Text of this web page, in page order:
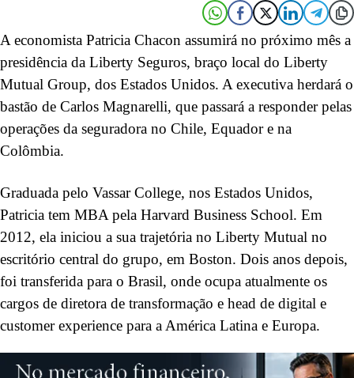
A economista Patricia Chacon assumirá no próximo mês a
presidência da Liberty Seguros, braço local do Liberty
Mutual Group, dos Estados Unidos. A executiva herdará o
bastão de Carlos Magnarelli, que passará a responder pelas
operações da seguradora no Chile, Equador e na
Colômbia.
Graduada pelo Vassar College, nos Estados Unidos,
Patricia tem MBA pela Harvard Business School. Em
2012, ela iniciou a sua trajetória no Liberty Mutual no
escritório central do grupo, em Boston. Dois anos depois,
foi transferida para o Brasil, onde ocupa atualmente os
cargos de diretora de transformação e head de digital e
customer experience para a América Latina e Europa.